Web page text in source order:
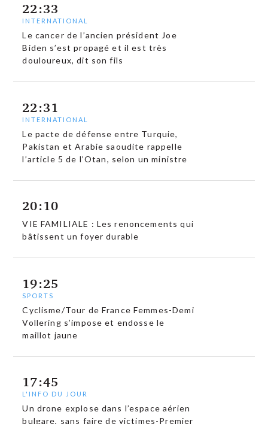
22:33
INTERNATIONAL
Le cancer de l’ancien président Joe
Biden s’est propagé et il est très
douloureux, dit son fils
22:31
INTERNATIONAL
Le pacte de défense entre Turquie,
Pakistan et Arabie saoudite rappelle
l’article 5 de l’Otan, selon un ministre
20:10
VIE FAMILIALE : Les renoncements qui
bâtissent un foyer durable
19:25
SPORTS
Cyclisme/Tour de France Femmes-Demi
Vollering s’impose et endosse le
maillot jaune
17:45
L'INFO DU JOUR
Un drone explose dans l’espace aérien
bulgare, sans faire de victimes-Premier